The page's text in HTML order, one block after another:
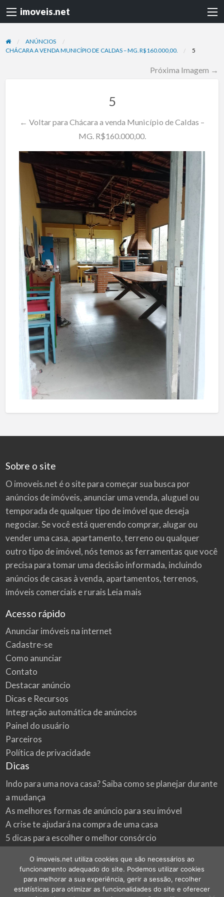
imoveis.net
ANÚNCIOS
CHÁCARA A VENDA MUNICÍPIO DE CALDAS – MG. R$160.000,00.
5
Próxima Imagem →
5
← Voltar para Chácara a venda Município de Caldas –
MG. R$160.000,00.
Sobre o site
O imoveis.net é o site para começar sua busca por
anúncios de imóveis, anunciar uma venda, aluguel ou
temporada de qualquer tipo de imóvel que deseja
negociar. Se você está querendo comprar, alugar ou
vender uma casa, apartamento, terreno ou qualquer
outro tipo de imóvel, nós temos as ferramentas que você
precisa para tomar uma decisão informada, incluindo
anúncios de casas à venda, apartamentos, terrenos,
imóveis comerciais e rurais Leia mais
Acesso rápido
Anunciar imóveis na internet
Cadastre-se
Como anunciar
Contato
Destacar anúncio
Dicas e Recursos
Integração automática de anúncios
Painel do usuário
Parceiros
Política de privacidade
Dicas
Indo para uma nova casa? Saiba como se planejar durante
a mudança
As melhores formas de anúncio para seu imóvel
A crise te ajudará na compra de uma casa
5 dicas para escolher o melhor consórcio
Onde procurar as melhores oportunidades do mercado
imobiliário
O imoveis.net utiliza cookies que são necessários ao
funcionamento adequado do site. Podemos utilizar cookies
para melhorar a sua experiência, gerir a sessão, recolher
estatísticas para otimizar as funcionalidades do site e oferecer